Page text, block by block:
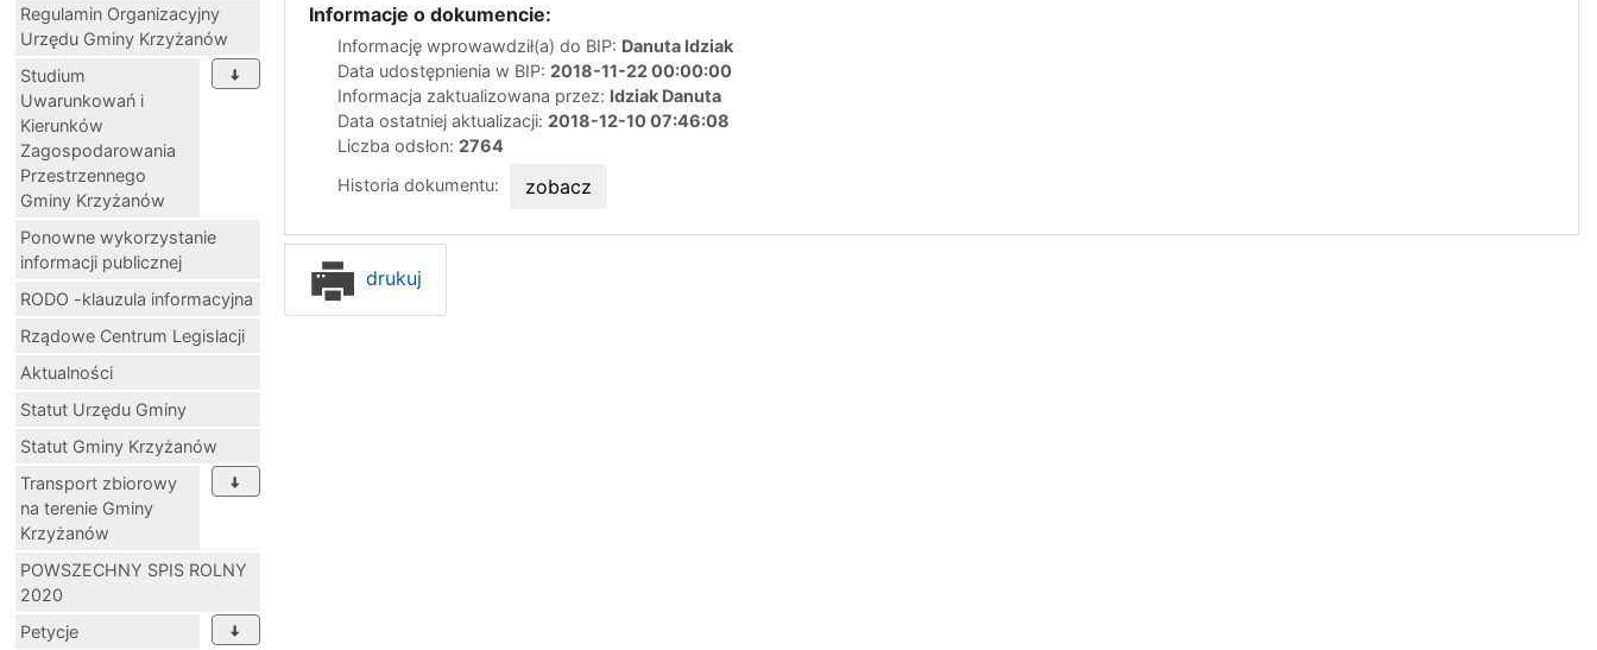
Regulamin Organizacyjny
Urzędu Gminy Krzyżanów
Studium
Uwarunkowań i
Kierunków
Zagospodarowania
Przestrzennego
Gminy Krzyżanów
Ponowne wykorzystanie
informacji publicznej
RODO -klauzula informacyjna
Rządowe Centrum Legislacji
Aktualności
Statut Urzędu Gminy
Statut Gminy Krzyżanów
Transport zbiorowy
na terenie Gminy
Krzyżanów
POWSZECHNY SPIS ROLNY
2020
Petycje
Informacje o dokumencie:
Informację wprowawdził(a) do BIP: Danuta Idziak
Data udostępnienia w BIP: 2018-11-22 00:00:00
Informacja zaktualizowana przez: Idziak Danuta
Data ostatniej aktualizacji: 2018-12-10 07:46:08
Liczba odsłon: 2764
Historia dokumentu:
zobacz
drukuj